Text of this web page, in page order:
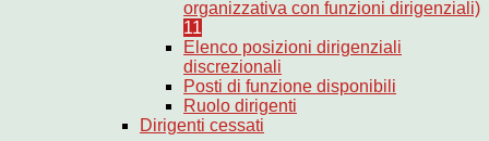
organizzativa con funzioni dirigenziali)
11
Elenco posizioni dirigenziali
discrezionali
Posti di funzione disponibili
Ruolo dirigenti
Dirigenti cessati